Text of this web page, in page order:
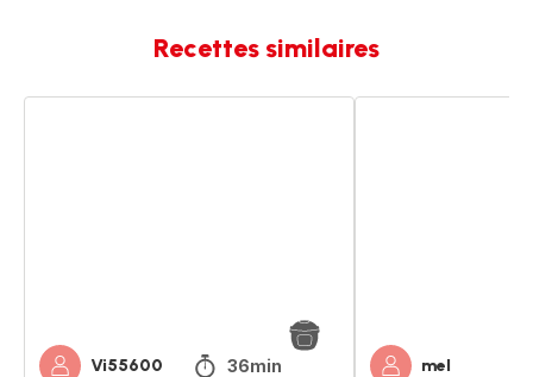
Recettes similaires
Vi55600 36min mel